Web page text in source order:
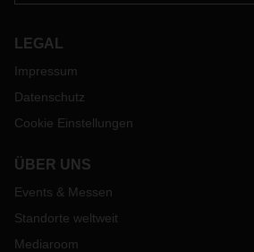
LEGAL
Impressum
Datenschutz
Cookie Einstellungen
ÜBER UNS
Events & Messen
Standorte weltweit
Mediaroom